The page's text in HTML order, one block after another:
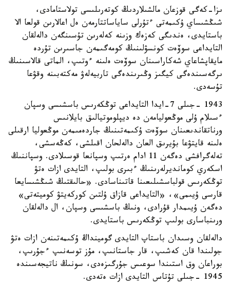
ىزا-كەگى قوزعان مالشىلاردىڭ كوتەرىلىسى تولاستامادى،
شىڭشىساي ۇكىمەتى ءتۇرلى ساياساتتارمەن ەل اعالارىن قولعا الا
باستايدى، ەندىگى كەزەك وزىنە كەلەرىن تۇسىنگەن دالەلقان
التايداعى سوۆەت كونسۋلىنىڭ كومەگىمەن جاسىرىن تۇردە
مايقاپشاعاي شەكاراسىنان سوۆەت ەلىنە ءوتىپ، الماتى قالاسىنىڭ
ىرگەسىندەگى كيگىز وڭىرىندەگى تاربيەلەۋ مەكتەبىنە وقۋعا
تۇسەدى.
1943 -جىلى 7-ايدا التايداعى توڭكەرىس باسشىسى وسپان
ءسىلام ۇلى موڭعوليامەن دە ديپلوموتيالىق بايلانىس
ورناتقاندىعىنان سوۆەت ۇكىمەتىنىڭ جاردەمىمەن موڭعوليا ارقىلى
ەلىنە قايتۋعا بۇيرىق العان دالەلحان اقىلشى، كەڭەسشى،
تەلەگرافشى دەگەن 11 ادام ەرتىپ وسپانعا قوسىلادى. وسپاننىڭ
اسكەري كومانديرلەرىنىڭ ءبىرى بولىپ، التايدى ازات ەتۋ
توڭكەرىس قولباسشىلىعىنا قاتىناسادى. «حالىقتىڭ شىڭشىسايعا
قارسى ۇيىمى»، «التايداعى قازاق ۇلتىن كوركەيتۋ كوميتەتى»
دەگەن ۇيىمدار قۇرادى، ونىڭ باسشىسى وسپان، ال دالەلقان
ورىنباسارى بولىپ توڭكەرىس باستايدى.
دالەلقان وسىدان باستاپ التايدى گومينداڭ ۇكىمەتىنەن ازات ەتۋ
جولىندا قان كەشىپ، قار جاستانىپ، مۇز توسەنىپ ءجۇرىپ،
بوراعان وق استىندا سوعىس جۇرگىزەدى، سونىڭ ناتيجەسىندە
1945 -جىلى تۇتاس التايدى ازات ەتەدى.